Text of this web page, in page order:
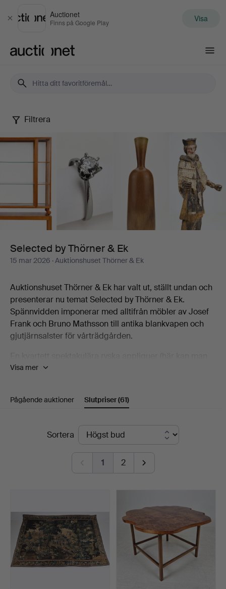
Stäng
Auctionet
Finns på Google Play Visa
Selected
by
&
Ek
Filtrera
Selected by Thörner & Ek
15 mar 2026 · Auktionshuset Thörner & Ek
Auktionshuset Thörner & Ek har valt ut, ställt undan och
presenterar nu temat Selected by Thörner & Ek.
Spännvidden imponerar med alltifrån möbler av Josef
Frank och Bruno Mathsson till antika blankvapen och
gjutjärnsalster för vårträdgården.
njuta av detaljrikedom), sticker ut, en Farsta-vas av
bli.
Auktionen är som ett litet mästarprov där auktionshuset
verkligen visar framfötterna. De drygt 80 utropen
smörask i marmor eller en så kallad pepperbox av
Visa mer
Pågående auktioner Slutpriser(61)
SlutpriserSortera
1 2